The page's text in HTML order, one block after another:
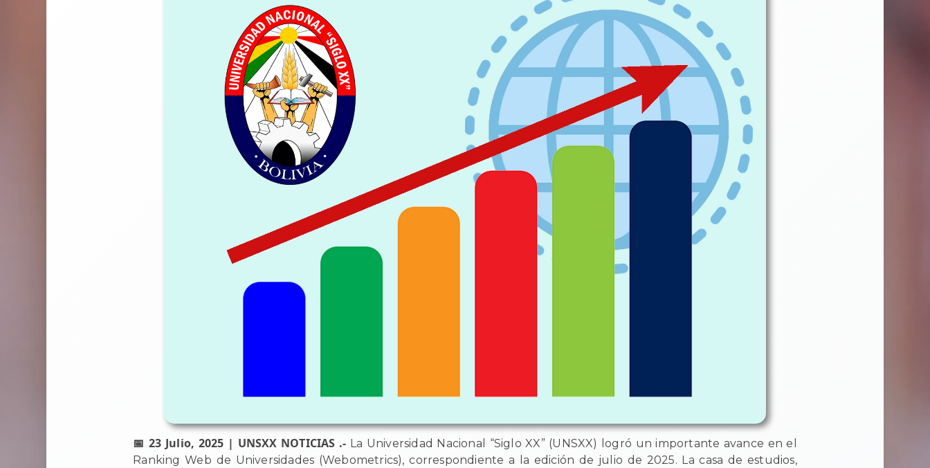
📅 23 Julio, 2025 | UNSXX NOTICIAS .- La Universidad Nacional “Siglo XX” (UNSXX) logró un importante avance en el
Ranking Web de Universidades (Webometrics), correspondiente a la edición de julio de 2025. La casa de estudios,